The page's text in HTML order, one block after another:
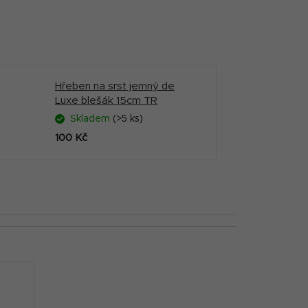
Hřeben na srst jemný de
Luxe blešák 15cm TR
Skladem (>5 ks)
100 Kč